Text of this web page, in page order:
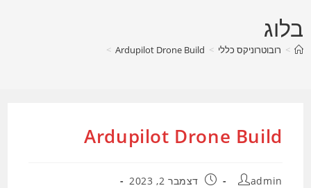
בלוג
> רובוטרוניקס כללי >
Ardupilot Drone Build
>
Ardupilot Drone Build
מחבר:
admin פורסם:דצמבר 2, 2023